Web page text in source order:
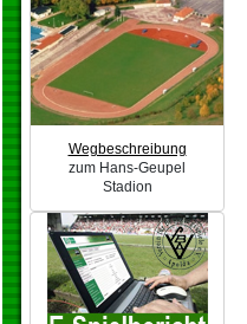
Wegbeschreibung
zum Hans-Geupel
Stadion